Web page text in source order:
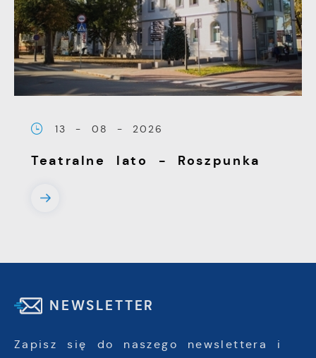
13 - 08 - 2026
Teatralne lato - Roszpunka
NEWSLETTER
Zapisz się do naszego newslettera i